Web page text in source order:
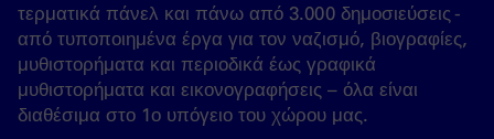
τερματικά πάνελ και πάνω από 3.000 δημοσιεύσεις -
από τυποποιημένα έργα για τον ναζισμό, βιογραφίες,
μυθιστορήματα και περιοδικά έως γραφικά
μυθιστορήματα και εικονογραφήσεις – όλα είναι
διαθέσιμα στο 1ο υπόγειο του χώρου μας.